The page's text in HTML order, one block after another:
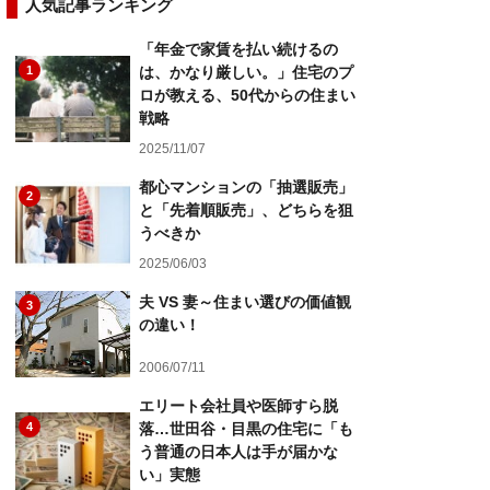
人気記事ランキング
1
「年金で家賃を払い続けるの
は、かなり厳しい。」住宅のプ
ロが教える、50代からの住まい
戦略
2025/11/07
2
都心マンションの「抽選販売」
と「先着順販売」、どちらを狙
うべきか
2025/06/03
3
夫 VS 妻～住まい選びの価値観
の違い！
2006/07/11
4
エリート会社員や医師すら脱
落…世田谷・目黒の住宅に「も
う普通の日本人は手が届かな
い」実態